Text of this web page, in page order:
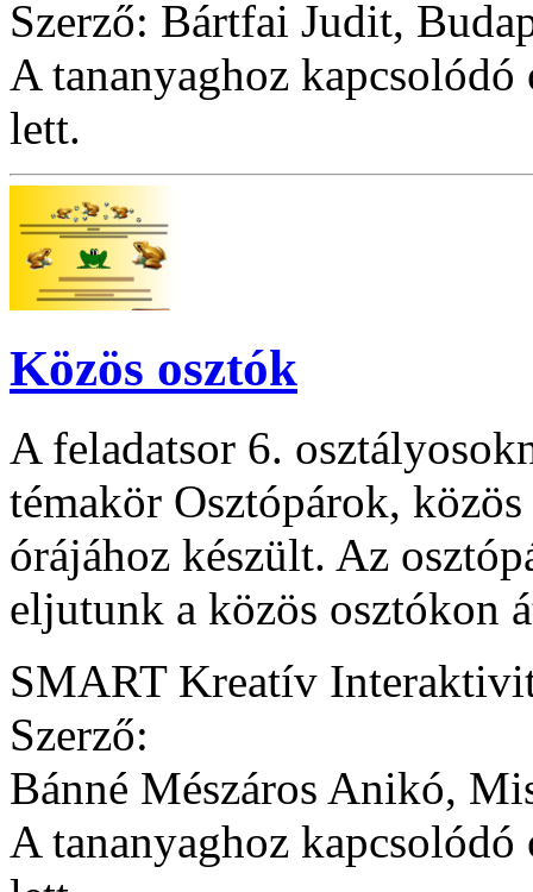
Szerző: Bártfai Judit,
A tananyaghoz
lett.
Közös osztók
A feladatsor 6.
témakör Osztópárok,
órájához készült. Az
eljutunk a közös osztókon
SMART Kreatív
Szerző:
Bánné Mészáros Anikó,
A tananyaghoz